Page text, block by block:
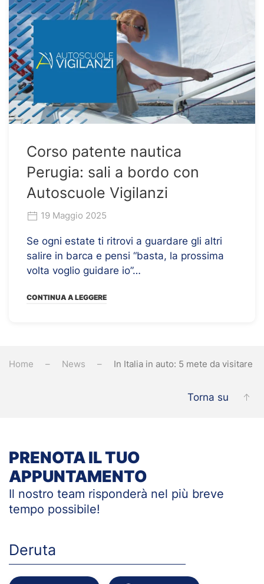
Corso patente nautica
Perugia: sali a bordo con
Autoscuole Vigilanzi
19 Maggio 2025
Se ogni estate ti ritrovi a guardare gli altri
salire in barca e pensi “basta, la prossima
volta voglio guidare io”…
CONTINUA A LEGGERE
Home News In Italia in auto: 5 mete da visitare
Torna su
PRENOTA IL TUO
APPUNTAMENTO
Il nostro team risponderà nel più breve
tempo possibile!
Deruta